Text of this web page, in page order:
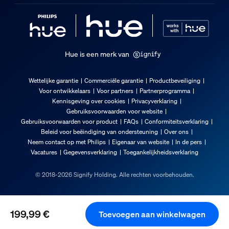
De huidige prijs is 199,99 €
199,99 € Toevoegen aan winkelwagen
Bereik omgevingstemperatuur
-20 tot +45 °C
Nominale levensduur
Vochtigheid wanneer in werking
5% <H<95% (niet-condenserend)
Temperatuur wanneer in werking
-20 °C t/m 45 °C
Extra onderdeel/accessoire
Ja
Dimbaar met Hue app en dimmer
Hue is een merk van
Wettelijke garantie Commerciële garantie
Productbeveiliging
Voor ontwikkelaars
Voor partners
Partnerprogramma
Kennisgeving over cookies
Privacyverklaring
Gebruiksvoorwaarden voor website
Gebruiksvoorwaarden voor product
FAQs
Conformiteitsverklaring
Beleid voor beëindiging van ondersteuning
Over ons
Neem contact op met Philips
Eigenaar van website
In de pers
Vacatures
Gegevensverklaring Toegankelijkheidsverklaring
© 2018-2026 Signify Holding. Alle rechten voorbehouden.